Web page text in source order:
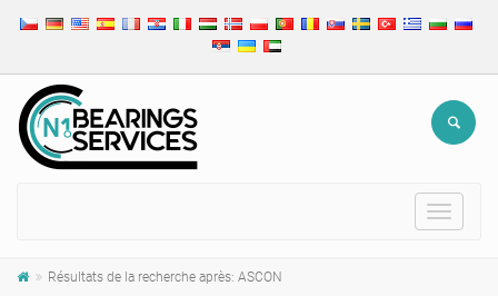
Toggle
Résultats de la recherche après: ASCON